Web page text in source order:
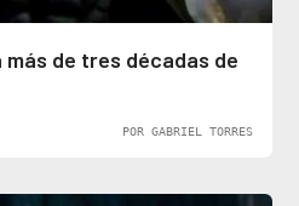
más de tres décadas de
POR GABRIEL TORRES